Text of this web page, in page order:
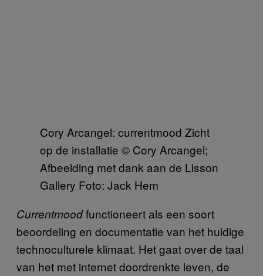
Cory Arcangel: currentmood Zicht
op de installatie © Cory Arcangel;
Afbeelding met dank aan de Lisson
Gallery Foto: Jack Hem
Currentmoodfunctioneert als een soort
beoordeling en documentatie van het huidige
technoculturele klimaat. Het gaat over de taal
van het met internet doordrenkte leven, de